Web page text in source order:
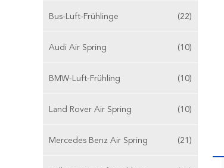
Bus-Luft-Frühlinge (22)
Audi Air Spring (10)
BMW-Luft-Frühling (10)
Land Rover Air Spring (10)
Mercedes Benz Air Spring (21)